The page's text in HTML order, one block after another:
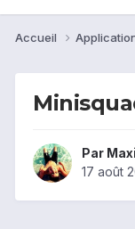
Accueil
Par
17 août